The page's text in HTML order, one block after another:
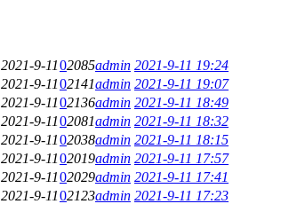
2021-9-1102085admin 2021-9-11 19:24
2021-9-1102141admin 2021-9-11 19:07
2021-9-1102136admin 2021-9-11 18:49
2021-9-1102081admin 2021-9-11 18:32
2021-9-1102038admin 2021-9-11 18:15
2021-9-1102019admin 2021-9-11 17:57
2021-9-1102029admin 2021-9-11 17:41
2021-9-1102123admin 2021-9-11 17:23